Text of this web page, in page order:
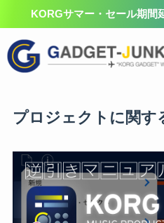
KORGサマー・セール期間
プロジェクトに関す